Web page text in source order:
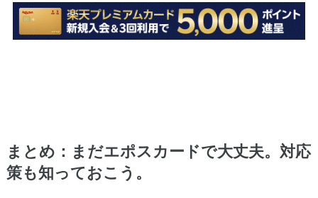
まとめ：まだエポスカードで大丈夫。対応
策も知っておこう。